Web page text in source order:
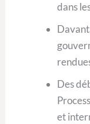
dans
Des
et